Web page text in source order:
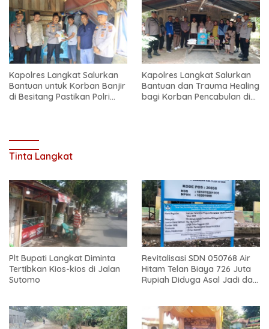
Kapolres Langkat Salurkan
Bantuan untuk Korban Banjir
di Besitang Pastikan Polri
Kapolres Langkat Salurkan
Bantuan dan Trauma Healing
bagi Korban Pencabulan di
Tinta Langkat
Plt Bupati Langkat Diminta
Tertibkan Kios-kios di Jalan
Sutomo
Revitalisasi SDN 050768 Air
Hitam Telan Biaya 726 Juta
Rupiah Diduga Asal Jadi dan